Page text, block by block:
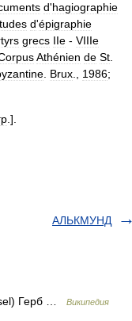
d'hagiographie
d'épigraphie
grecs IIe - VIIIe
Athénien de St
Brux 1986;
.].
АЛЬКМУНД
Герб … Википедия